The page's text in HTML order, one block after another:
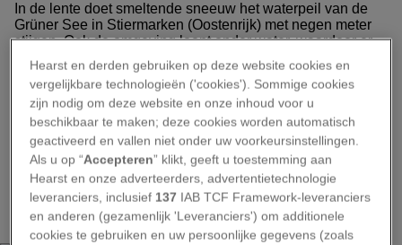
In de lente doet smeltende sneeuw het waterpeil van de
Grüner See in Stiermarken (Oostenrijk) met negen meter
stijgen. Ook de omgeving loopt onder water, waardoor er
een onderwaterpark ontstaat. Zwevend boven bankjes en
bomen “steek je de grens naar een magische wereld over,”
schrijft Henauer.
2
Hearst en derden gebruiken op deze website cookies en
vergelijkbare technologieën ('cookies'). Sommige cookies
zijn nodig om deze website en onze inhoud voor u
beschikbaar te maken; deze cookies worden automatisch
geactiveerd en vallen niet onder uw voorkeursinstellingen.
Als u op “Accepteren” klikt, geeft u toestemming aan
Hearst en onze adverteerders, advertentietechnologie
leveranciers, inclusief 137 IAB TCF Framework-leveranciers
en anderen (gezamenlijk 'Leveranciers') om additionele
cookies te gebruiken en uw persoonlijke gegevens (zoals